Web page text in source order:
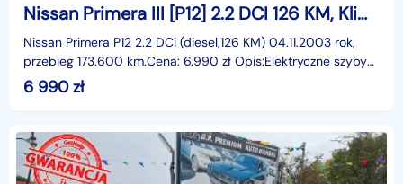
Nissan Primera III [P12] 2.2 DCI 126 KM, Klimatyzacja, Kamera Cofania, Kurtyny Powietrzne
Nissan Primera P12 2.2 DCi (diesel,126 KM) 04.11.2003 rok,
przebieg 173.600 km.Cena: 6.990 zł Opis:Elektryczne szyby
przód I tył, elektryczne lusterka, wspomaga
6 990zł